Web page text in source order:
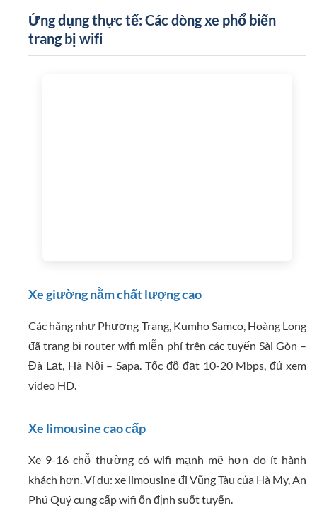
Ứng dụng thực tế: Các dòng xe phổ biến
trang bị wifi
Xe giường nằm chất lượng cao
Các hãng như Phương Trang, Kumho Samco, Hoàng Long
đã trang bị router wifi miễn phí trên các tuyến Sài Gòn –
Đà Lạt, Hà Nội – Sapa. Tốc độ đạt 10-20 Mbps, đủ xem
video HD.
Xe limousine cao cấp
Xe 9-16 chỗ thường có wifi mạnh mẽ hơn do ít hành
khách hơn. Ví dụ: xe limousine đi Vũng Tàu của Hà My, An
Phú Quý cung cấp wifi ổn định suốt tuyến.